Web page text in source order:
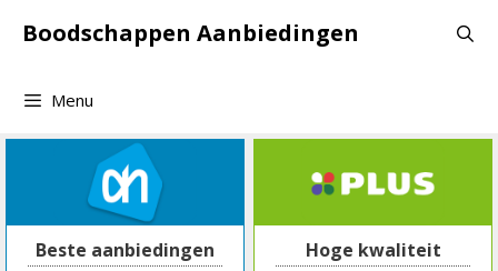
naarBoodschappen Aanbiedingen
Menu
Beste aanbiedingen
Hoge kwaliteit